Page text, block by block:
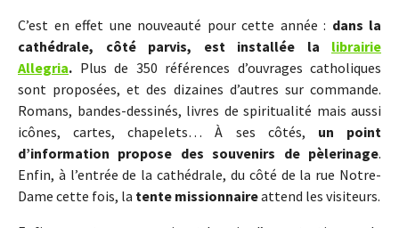
C’est en effet une nouveauté pour cette année : dans la
cathédrale, côté parvis, est installée la librairie
Allegria. Plus de 350 références d’ouvrages catholiques
sont proposées, et des dizaines d’autres sur commande.
Romans, bandes-dessinés, livres de spiritualité mais aussi
icônes, cartes, chapelets… À ses côtés, un point
d’information propose des souvenirs de pèlerinage.
Enfin, à l’entrée de la cathédrale, du côté de la rue Notre-
Dame cette fois, la tente missionnaireattend les visiteurs.